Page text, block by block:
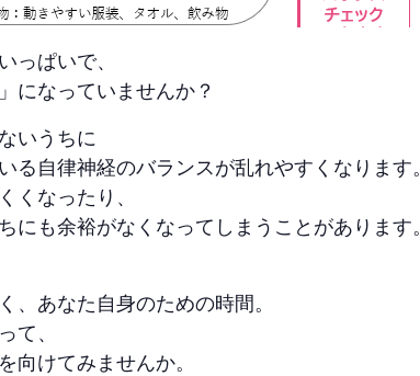
っぱいで、
になっていませんか？
いうちに
る自律神経のバランスが乱れやすくなります。
くなったり、
にも余裕がなくなってしまうことがあります。
、あなた自身のための時間。
、
向けてみませんか。